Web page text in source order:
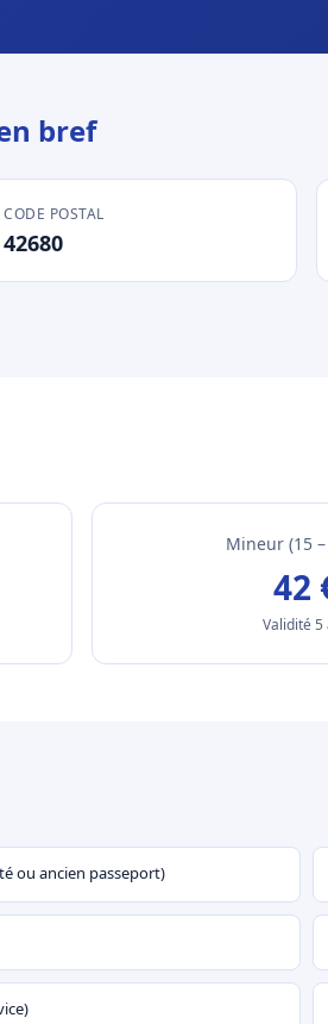
bref
CODE POSTAL
42680
Mineur (15
42
Validité 5
ou ancien passeport)